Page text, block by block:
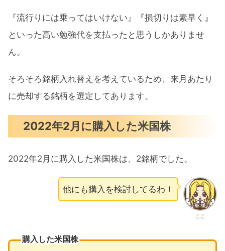
『流行りには乗ってはいけない』『損切りは素早く』
といった高い勉強代を支払ったと思うしかありませ
ん。
そろそろ銘柄入れ替えを考えているため、来月あたり
に売却する銘柄を選定してあります。
2022年2月に購入した米国株
2022年2月に購入した米国株は、2銘柄でした。
ここ
他にも購入を検討してるわ！
購入した米国株